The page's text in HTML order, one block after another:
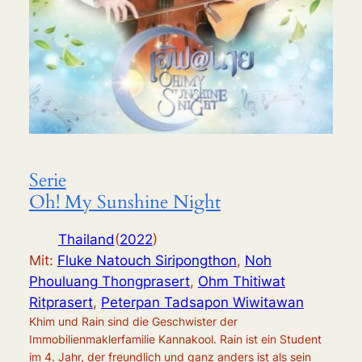
Serie
Oh! My Sunshine Night
Thailand(2022)
Mit: Fluke Natouch Siripongthon, Noh
Phouluang Thongprasert, Ohm Thitiwat
Ritprasert, Peterpan Tadsapon Wiwitawan
Khim und Rain sind die Geschwister der
Immobilienmaklerfamilie Kannakool. Rain ist ein Student
im 4. Jahr, der freundlich und ganz anders ist als sein